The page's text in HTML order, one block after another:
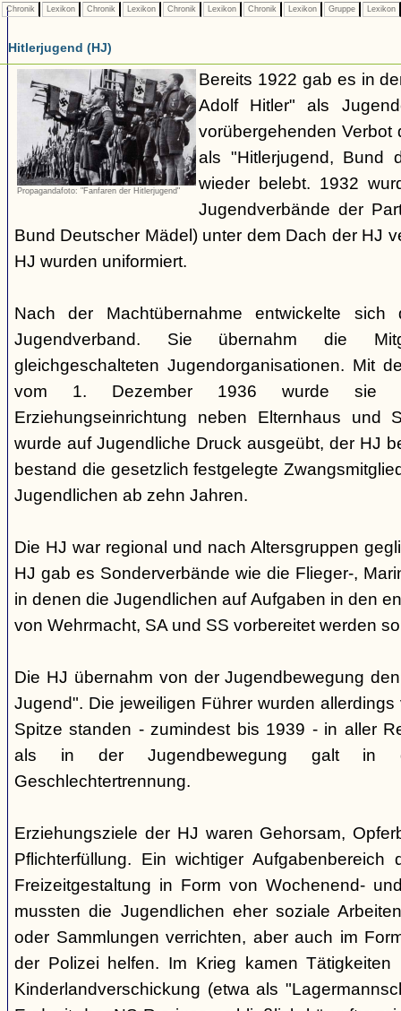
Chronik Lexikon Chronik Lexikon Chronik Lexikon Chronik Lexikon Gruppe Lexikon
Hitlerjugend (HJ)
Propagandafoto: "Fanfaren der Hitlerjugend"
Bereits 1922 gab es in
Adolf Hitler" als
vorübergehenden Verbot
als "Hitlerjugend, Bund
wieder belebt. 1932
Jugendverbände der
Bund Deutscher Mädel) unter dem Dach der HJ
HJ wurden uniformiert.
Nach der Machtübernahme entwickelte
Jugendverband. Sie übernahm die
gleichgeschalteten Jugendorganisationen. Mit
vom 1. Dezember 1936 wurde sie
Erziehungseinrichtung neben Elternhaus und
wurde auf Jugendliche Druck ausgeübt, der HJ
bestand die gesetzlich festgelegte
Jugendlichen ab zehn Jahren.
Die HJ war regional und nach Altersgruppen
HJ gab es Sonderverbände wie die Flieger-,
in denen die Jugendlichen auf Aufgaben in den
von Wehrmacht, SA und SS vorbereitet werden
Die HJ übernahm von der Jugendbewegung
Jugend". Die jeweiligen Führer wurden
Spitze standen - zumindest bis 1939 - in aller
als in der Jugendbewegung galt in
Geschlechtertrennung.
Erziehungsziele der HJ waren Gehorsam,
Pflichterfüllung. Ein wichtiger
Freizeitgestaltung in Form von Wochenend-
mussten die Jugendlichen eher soziale
oder Sammlungen verrichten, aber auch im
der Polizei helfen. Im Krieg kamen
Kinderlandverschickung (etwa als